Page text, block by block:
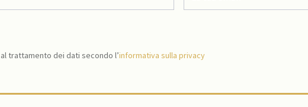
trattamento dei dati secondo l’informativa sulla privacy